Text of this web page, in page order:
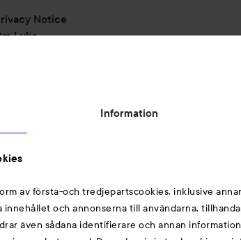
Information
av första-och tredjepartscookies, inklusive
och annonserna till användarna,
även sådana identifierare och annan
Notice
Lyko
Michael Edwards Fragrances of the World
Cookie Consent
Du kanske också gillar